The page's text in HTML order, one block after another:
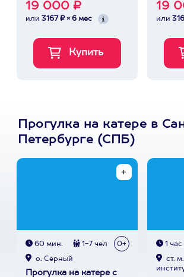
19 000 ₽
или 3167 ₽ × 6 мес
19
или
Прогулка на катере в
Петербурге (СПБ)
60 мин. 1-7 чел 0+
о. Серный
Прогулка на катере с
1 час
ст.